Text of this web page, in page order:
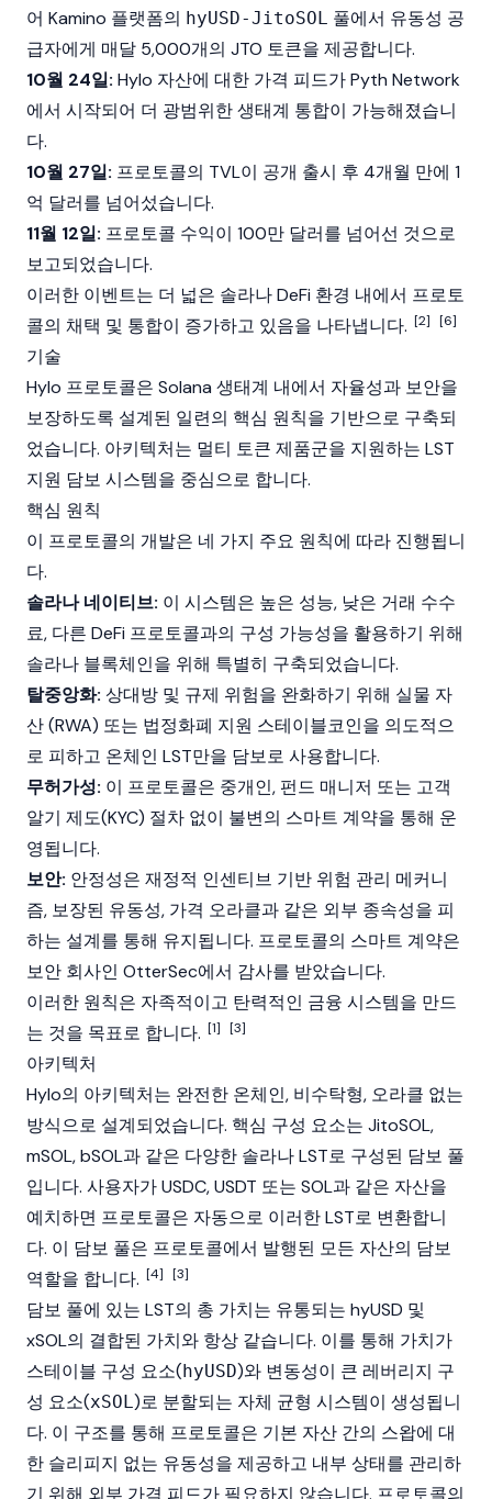
어 Kamino 플랫폼의 hyUSD-JitoSOL 풀에서 유동성 공
급자에게 매달 5,000개의 JTO 토큰을 제공합니다.
10월 24일: Hylo 자산에 대한 가격 피드가Pyth Network
에서 시작되어 더 광범위한 생태계 통합이 가능해졌습니
다.
10월 27일: 프로토콜의 TVL이 공개 출시 후 4개월 만에 1
억 달러를 넘어섰습니다.
11월 12일: 프로토콜 수익이 100만 달러를 넘어선 것으로
보고되었습니다.
이러한 이벤트는 더 넓은 솔라나DeFi 환경 내에서 프로토
콜의 채택 및 통합이 증가하고 있음을 나타냅니다. [2] [6]
기술
Hylo 프로토콜은 Solana 생태계 내에서 자율성과 보안을
보장하도록 설계된 일련의 핵심 원칙을 기반으로 구축되
었습니다. 아키텍처는 멀티 토큰 제품군을 지원하는 LST
지원 담보 시스템을 중심으로 합니다.
핵심 원칙
이 프로토콜의 개발은 네 가지 주요 원칙에 따라 진행됩니
다.
솔라나 네이티브: 이 시스템은 높은 성능, 낮은 거래 수수
료, 다른 DeFi 프로토콜과의 구성 가능성을 활용하기 위해
솔라나 블록체인을 위해 특별히 구축되었습니다.
탈중앙화: 상대방 및 규제 위험을 완화하기 위해 실물 자
산(RWA) 또는 법정화폐 지원 스테이블코인을 의도적으
로 피하고 온체인 LST만을 담보로 사용합니다.
무허가성: 이 프로토콜은 중개인, 펀드 매니저 또는 고객
알기 제도(KYC) 절차 없이 불변의 스마트 계약을 통해 운
영됩니다.
보안: 안정성은 재정적 인센티브 기반 위험 관리 메커니
즘, 보장된 유동성, 가격 오라클과 같은 외부 종속성을 피
하는 설계를 통해 유지됩니다. 프로토콜의 스마트 계약은
보안 회사인 OtterSec에서 감사를 받았습니다.
이러한 원칙은 자족적이고 탄력적인 금융 시스템을 만드
는 것을 목표로 합니다. [1] [3]
아키텍처
Hylo의 아키텍처는 완전한 온체인, 비수탁형, 오라클 없는
방식으로 설계되었습니다. 핵심 구성 요소는 JitoSOL,
mSOL,bSOL과 같은 다양한 솔라나LST로 구성된 담보 풀
입니다. 사용자가USDC,USDT 또는 SOL과 같은 자산을
예치하면 프로토콜은 자동으로 이러한 LST로 변환합니
다. 이 담보 풀은 프로토콜에서 발행된 모든 자산의 담보
역할을 합니다. [4] [3]
담보 풀에 있는 LST의 총 가치는 유통되는 hyUSD 및
xSOL의 결합된 가치와 항상 같습니다. 이를 통해 가치가
스테이블 구성 요소(hyUSD)와 변동성이 큰 레버리지 구
성 요소(xSOL)로 분할되는 자체 균형 시스템이 생성됩니
다. 이 구조를 통해 프로토콜은 기본 자산 간의 스왑에 대
한 슬리피지 없는 유동성을 제공하고 내부 상태를 관리하
기 위해 외부 가격 피드가 필요하지 않습니다. 프로토콜의